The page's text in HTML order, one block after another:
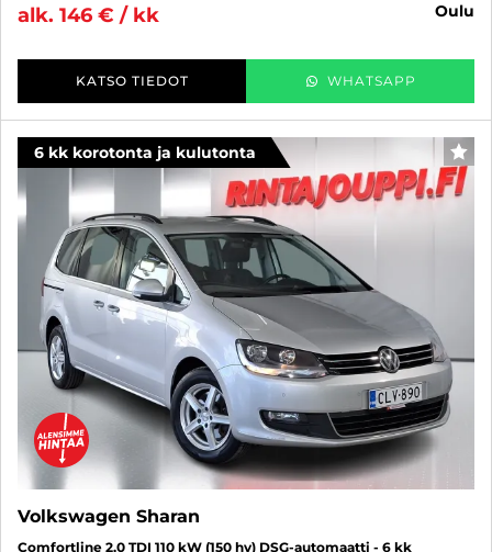
alk. 146 € / kk
oulu
KATSO TIEDOT WHATSAPP
6 kk korotonta ja kulutonta
Volkswagen Sharan
Comfortline 2,0 TDI 110 kW (150 hv) DSG-automaatti - 6 kk